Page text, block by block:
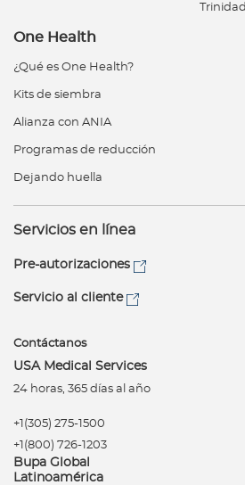
One Health
¿Qué es One Health?
Kits de siembra
Alianza con ANIA
Programas de reducción
Dejando huella
Servicios en línea
Pre-autorizaciones
Servicio al cliente
Contáctanos
USA Medical Services
24 horas, 365 días al año
+1(305) 275-1500
+1(800) 726-1203
Bupa Global
Latinoamérica